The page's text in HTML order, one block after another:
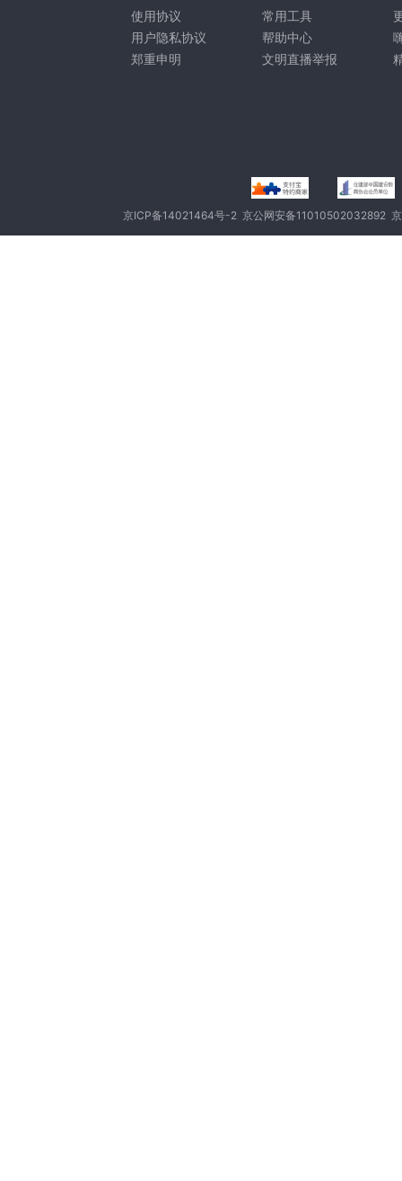
常用工具
帮助中心
文明直播举报
使用协议
用户隐私协议
郑重申明
京ICP备14021464号-2 京公网安备11010502032892